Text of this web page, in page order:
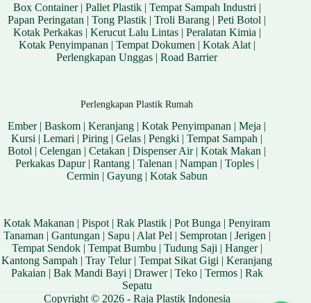
Box Container| Pallet Plastik| Tempat Sampah Industri |
Papan Peringatan |Tong Plastik |Troli Barang |Peti Botol |
Kotak Perkakas| Kerucut Lalu Lintas| Peralatan Kimia |
Kotak Penyimpanan | Tempat Dokumen | Kotak Alat|
Perlengkapan Unggas |Road Barrier
Perlengkapan Plastik Rumah
Ember|Baskom |Keranjang |Kotak Penyimpanan |Meja |
Kursi |Lemari |Piring |Gelas |Pengki |Tempat Sampah |
Botol |Celengan |Cetakan |Dispenser Air|Kotak Makan |
Perkakas Dapur| Rantang| Talenan | Nampan | Toples|
Cermin | Gayung| Kotak Sabun
Kotak Makanan |Pispot |Rak Plastik |Pot Bunga |Penyiram
Tanaman | Gantungan | Sapu | Alat Pel | Semprotan | Jerigen |
Tempat Sendok| Tempat Bumbu | Tudung Saji | Hanger|
Kantong Sampah |Tray Telur|Tempat Sikat Gigi |Keranjang
Pakaian | Bak Mandi Bayi | Drawer| Teko| Termos| Rak
Sepatu
Copyright © 2026 - Raja Plastik Indonesia